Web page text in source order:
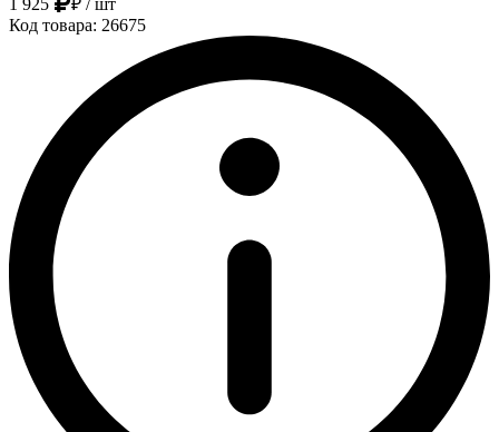
1 925
₽ / шт
Код товара: 26675